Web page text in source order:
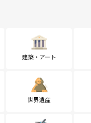
建築・アート
世界遺産